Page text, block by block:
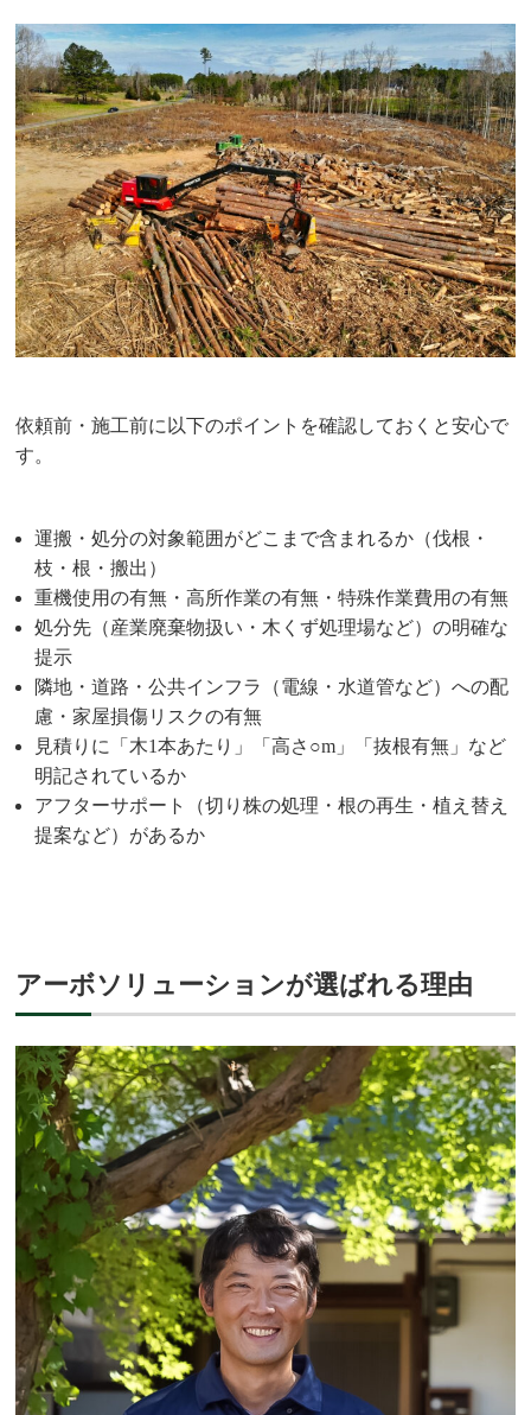
依頼前・施工前に以下のポイントを確認しておくと安心で
す。
運搬・処分の対象範囲がどこまで含まれるか（伐根・
枝・根・搬出）
重機使用の有無・高所作業の有無・特殊作業費用の有無
処分先（産業廃棄物扱い・木くず処理場など）の明確な
提示
隣地・道路・公共インフラ（電線・水道管など）への配
慮・家屋損傷リスクの有無
見積りに「木1本あたり」「高さ○m」「抜根有無」など
明記されているか
アフターサポート（切り株の処理・根の再生・植え替え
提案など）があるか
アーボソリューションが選ばれる理由